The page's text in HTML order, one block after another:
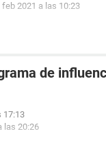
feb 2021 a las 10:23
de
17:13
las 20:26